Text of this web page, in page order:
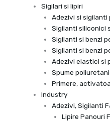
Sigilari si lipiri
Adezivi si
Sigilanti siliconici
Sigilanti si benzi
Sigilanti si benzi
Adezivi elastici si
Spume
Primere,
Industry
Adezivi, Sigilanti
Lipire Panouri